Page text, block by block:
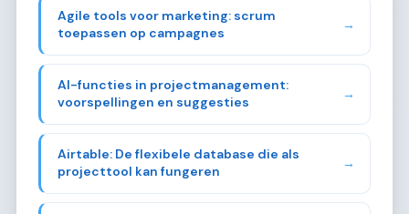
Agile tools voor marketing: scrum
toepassen op campagnes
→
AI-functies in projectmanagement:
voorspellingen en suggesties
→
Airtable: De flexibele database die als
projecttool kan fungeren
→